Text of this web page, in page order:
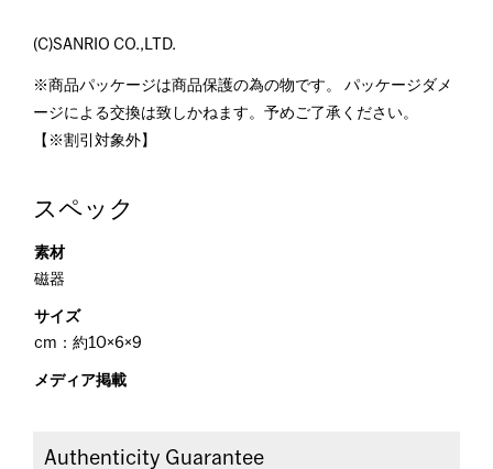
(C)SANRIO CO.,LTD.
※商品パッケージは商品保護の為の物です。 パッケージダメ
ージによる交換は致しかねます。予めご了承ください。
【※割引対象外】
スペック
素材
磁器
サイズ
cm：約10×6×9
メディア掲載
Authenticity Guarantee